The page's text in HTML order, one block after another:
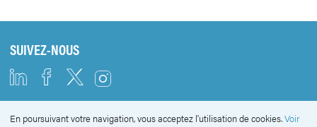
SUIVEZ-NOUS
En poursuivant votre navigation, vous acceptez l'utilisation de cookies.Voir